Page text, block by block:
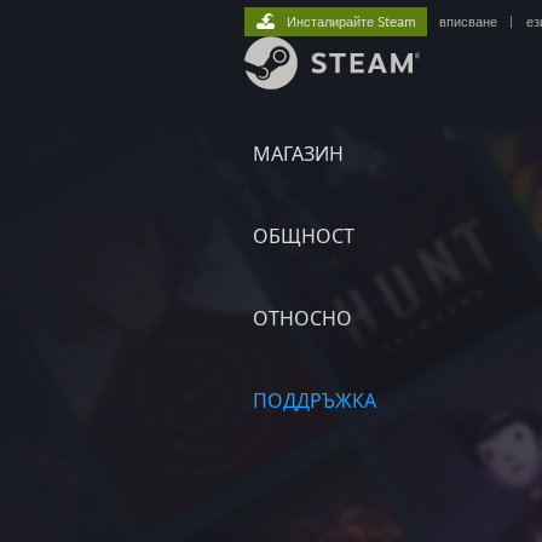
МАГАЗИН
ОБЩНОСТ
ОТНОСНО
ПОДДРЪЖКА
Инсталирайте Steam вписване